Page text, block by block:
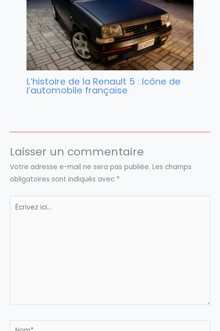
L’histoire de la Renault 5 : Icône de
l’automobile française
Laisser un commentaire
Votre adresse e-mail ne sera pas publiée. Les champs
obligatoires sont indiqués avec *
Écrivez
Nom*